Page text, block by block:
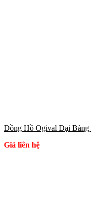
Đồng Hồ Ogival Đại Bàng
Giá liên hệ